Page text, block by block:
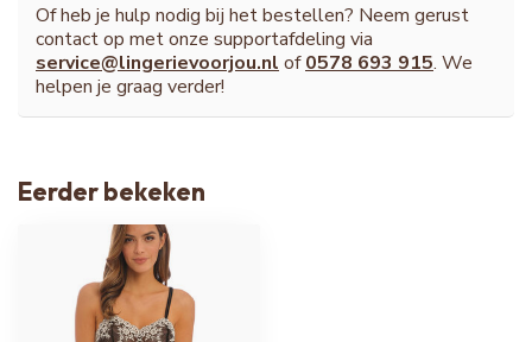
Of heb je hulp nodig bij het bestellen? Neem gerust
contact op met onze supportafdeling via
service@lingerievoorjou.nl of0578 693 915. We
helpen je graag verder!
Eerder bekeken